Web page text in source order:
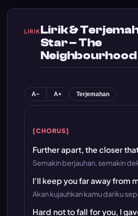
LIRIKLirik &
Star – The
Neighbourhood
A− A+ Terjemahan
[CHORUS]
Further apart, the closer
Semakin berjauhan, semakin
I'll keep you far away from
Akan kujauhkan kamu dariku
Hard not to fall for you, I